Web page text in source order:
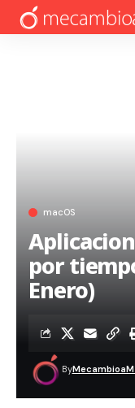
macOS
por
Enero)
By